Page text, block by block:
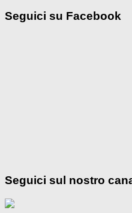
Seguici su Facebook
Seguici sul nostro